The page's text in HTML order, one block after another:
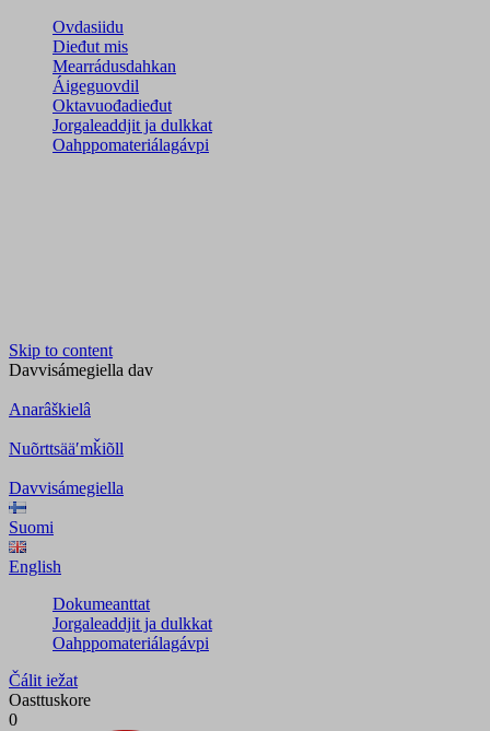
Ovdasiidu
Dieđut mis
Mearrádusdahkan
Áigeguovdil
Oktavuođadieđut
Jorgaleaddjit ja dulkkat
Oahppomateriálagávpi
Skip to content
Davvisámegiella dav
Anarâškielâ
Nuõrttsääʹmǩiõll
Davvisámegiella
Suomi
English
Dokumeanttat
Jorgaleaddjit ja dulkkat
Oahppomateriálagávpi
Čálit iežat
Oasttuskore
0